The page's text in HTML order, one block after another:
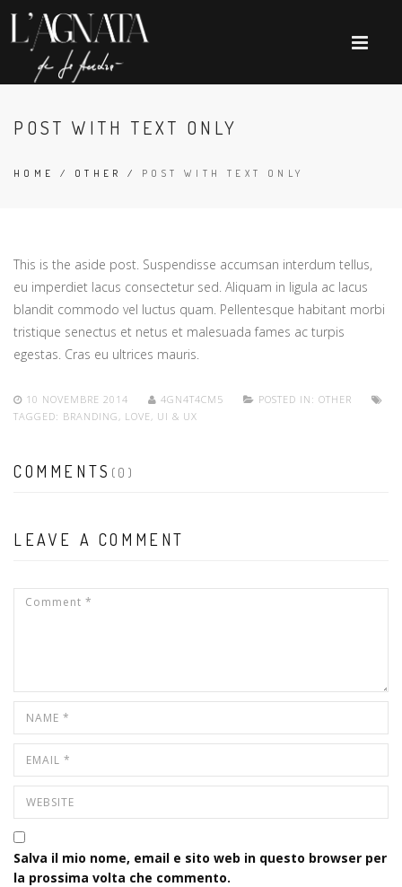
POST WITH TEXT ONLY
HOME / OTHER / POST WITH TEXT ONLY
This is the aside post. Suspendisse accumsan interdum tellus,
eu imperdiet lacus consectetur sed. Aliquam in ligula ac lacus
blandit commodo vel luctus quam. Pellentesque habitant morbi
tristique senectus et netus et malesuada fames ac turpis
egestas. Cras eu ultrices mauris.
10 NOVEMBRE 2014 4GN4T4CM5 POSTED IN: OTHER
TAGGED: BRANDING , LOVE , UI & UX
COMMENTS (0)
LEAVE A COMMENT
Salva il mio nome, email e sito web in questo browser per
la prossima volta che commento.